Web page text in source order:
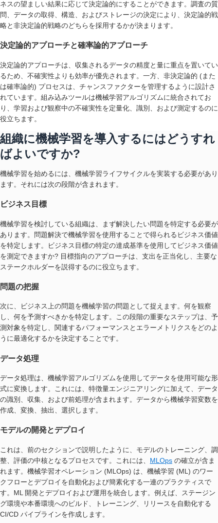
ネスの望ましい結果に応じて決定論的にすることができます。調査の質
問、データの取得、構造、およびストレージの決定により、決定論的戦
略と非決定論的戦略のどちらを採用するかが決まります。
決定論的アプローチと確率論的アプローチ
決定論的アプローチは、収集されるデータの精度と量に重点を置いてい
るため、不確実性よりも効率が優先されます。一方、非決定論的 (また
は確率論的) プロセスは、チャンスファクターを管理するように設計さ
れています。組み込みツールは機械学習アルゴリズムに統合されてお
り、学習および観察中の不確実性を定量化、識別、および測定するのに
役立ちます。
組織に機械学習を導入するにはどうすれ
ばよいですか?
機械学習を始めるには、機械学習ライフサイクルを実装する必要があり
ます。それには次の段階が含まれます。
ビジネス目標
機械学習を検討している組織は、まず解決したい問題を特定する必要が
あります。問題解決で機械学習を使用することで得られるビジネス価値
を特定します。ビジネス目標の特定の達成基準を使用してビジネス価値
を測定できますか? 目標指向のアプローチは、支出を正当化し、主要な
ステークホルダーを説得するのに役立ちます。
問題の把握
次に、ビジネス上の問題を機械学習の問題として捉えます。何を観察
し、何を予測すべきかを特定します。この段階の重要なステップは、予
測対象を特定し、関連するパフォーマンスとエラーメトリクスをどのよ
うに最適化するかを決定することです。
データ処理
データ処理は、機械学習アルゴリズムを使用してデータを使用可能な形
式に変換します。これには、特徴量エンジニアリングに加えて、データ
の識別、収集、および前処理が含まれます。データから機械学習変数を
作成、変換、抽出、選択します。
モデルの開発とデプロイ
これは、前のセクションで説明したように、モデルのトレーニング、調
整、評価の中核となるプロセスです。これには、 MLOps の確立が含ま
れます。機械学習オペレーション (MLOps) は、機械学習 (ML) のワー
クフローとデプロイを自動化および簡素化する一連のプラクティスで
す。ML 開発とデプロイおよび運用を統合します。例えば、ステージン
グ環境や本番環境へのビルド、トレーニング、リリースを自動化する
CI/CD パイプラインを作成します。